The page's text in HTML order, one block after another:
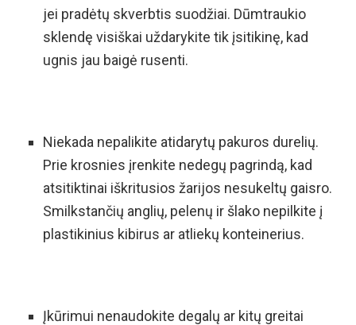
jei pradėtų skverbtis suodžiai. Dūmtraukio
sklendę visiškai uždarykite tik įsitikinę, kad
ugnis jau baigė rusenti.
Niekada nepalikite atidarytų pakuros durelių.
Prie krosnies įrenkite nedegų pagrindą, kad
atsitiktinai iškritusios žarijos nesukeltų gaisro.
Smilkstančių anglių, pelenų ir šlako nepilkite į
plastikinius kibirus ar atliekų konteinerius.
Įkūrimui nenaudokite degalų ar kitų greitai